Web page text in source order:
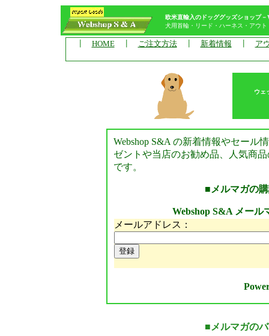
欧米直輸入のドッググッズショップ
犬用首輪・リード・ハーネス・アウ
HOME┃ ご注文方法┃ 新着情報 ア
ウェ
Webshop S&A の新着情報やセール
ゼントや当店のお勧め品、人気商
です。
■ メルマガの
Webshop S&A メール
メールアドレス：
■メルマガの